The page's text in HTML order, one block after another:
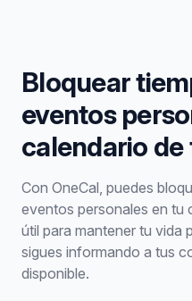
Bloquear
eventos
calendario
Con OneCal, puedes
eventos personales en tu
útil para mantener tu vida
sigues informando a tus
disponible.